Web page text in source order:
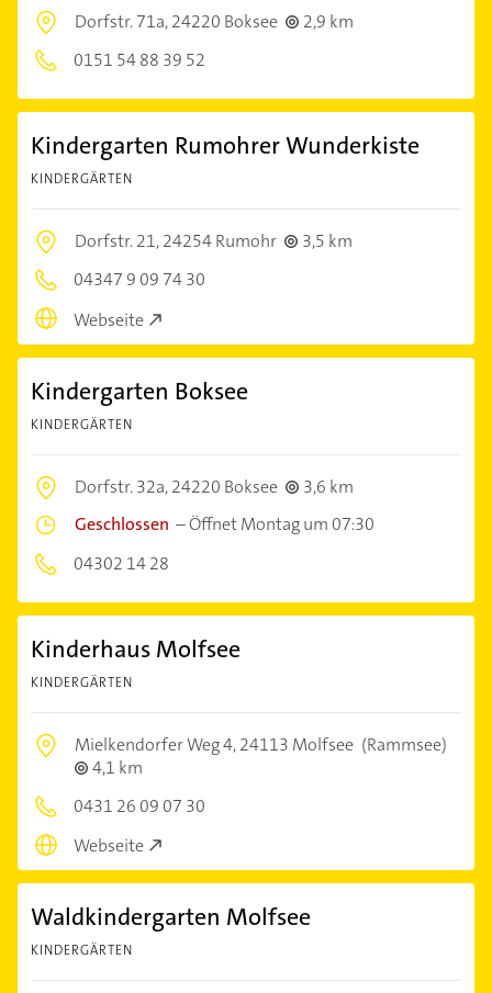
Dorfstr. 71a,24220 Boksee
2,9 km
0151 54 88 39 52
Kindergarten Rumohrer Wunderkiste
KINDERGÄRTEN
Dorfstr. 21,24254 Rumohr
3,5 km
04347 9 09 74 30
Webseite
Kindergarten Boksee
KINDERGÄRTEN
Dorfstr. 32a,24220 Boksee
3,6 km
Geschlossen –Öffnet Montag um 07:30
04302 14 28
Kinderhaus Molfsee
KINDERGÄRTEN
Mielkendorfer Weg 4,24113 Molfsee (Rammsee)
4,1 km
0431 26 09 07 30
Webseite
Waldkindergarten Molfsee
KINDERGÄRTEN